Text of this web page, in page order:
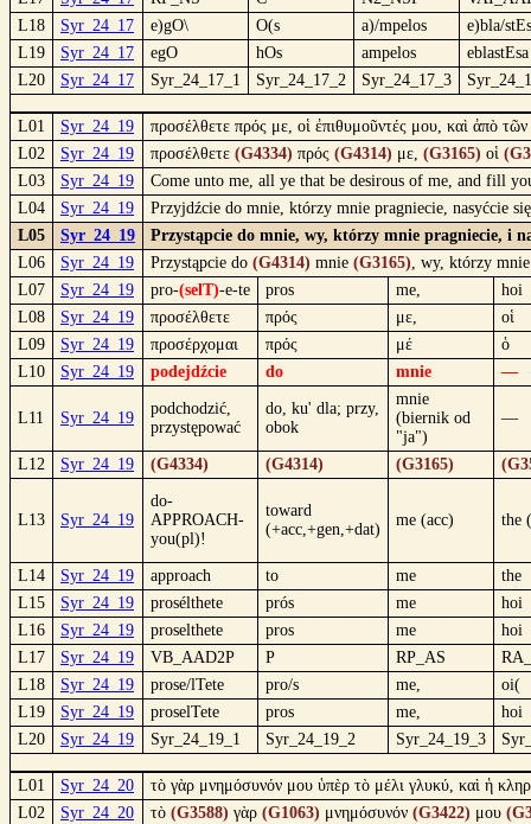
L18
Syr_24_17 e)gO\ O(s a)/mpelos
e)bla/
L19
Syr_24_17 egO hOs ampelos
eblastEsa
L20
Syr_24_17 Syr_24_17_1 Syr_24_17_2 Syr_24_17_3
L01 Syr_24_19
προσέλθετε πρός με, οἱ ἐπιθυμοῦντές μου, καὶ ἀπὸ
L02
Syr_24_19 προσέλθετε (G4334) πρός (G4314) με, (G3165) οἱ
L03
Syr_24_19
Come unto me, all ye that be desirous of me, and fill
L04
Syr_24_19
Przyjdźcie do mnie, którzy mnie pragniecie, nasyćcie
L05
Syr_24_19
Przystąpcie do mnie, wy, którzy mnie pragniecie, i
L06
Syr_24_19 Przystąpcie do (G4314) mnie (G3165), wy, którzy
L07
Syr_24_19 pro-(selT)-e-te pros me,
hoi
L08
Syr_24_19 προσέλθετε πρός με,
οἱ
L09
Syr_24_19 προσέρχομαι πρός μέ
ὁ
L10
Syr_24_19 podejdźcie do mnie —
L11 Syr_24_19
podchodzić,
przystępować
do, ku' dla; przy,
obok
mnie
(biernik od
"ja")
—
L12 Syr_24_19 (G4334) (G4314) (G3165)
L13 Syr_24_19
do-
APPROACH-
you(pl)!
toward
(+acc,+gen,+dat)
me (acc) the
L14 Syr_24_19 approach to me
the
L15
Syr_24_19 prosélthete prós me
hoi
L16
Syr_24_19 proselthete pros me
hoi
L17
Syr_24_19 VB_AAD2P P RP_AS
L18
Syr_24_19 prose/lTete pro/s me,
oi(
L19
Syr_24_19 proselTete pros me,
hoi
L20
Syr_24_19 Syr_24_19_1 Syr_24_19_2 Syr_24_19_3
L01 Syr_24_20
τὸ γὰρ μνημόσυνόν μου ὑπὲρ τὸ μέλι γλυκύ, καὶ ἡ
L02
Syr_24_20 τὸ (G3588) γὰρ (G1063) μνημόσυνόν (G3422) μου